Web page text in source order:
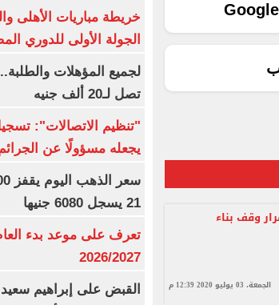
قرار وقف بناء
الجمعة، 03 يوليو 2020 12:39 م
خريطة مباريات الأهلى
الجولة الأولى للدوري
تصل لـ20 ألف جنيه
"تنظيم الاتصالات":
يجعله مسؤولًا عن
21 يسجل 6080 جنيها
تعرف على موعد بدء
2026/2027
القبض على إبراهيم